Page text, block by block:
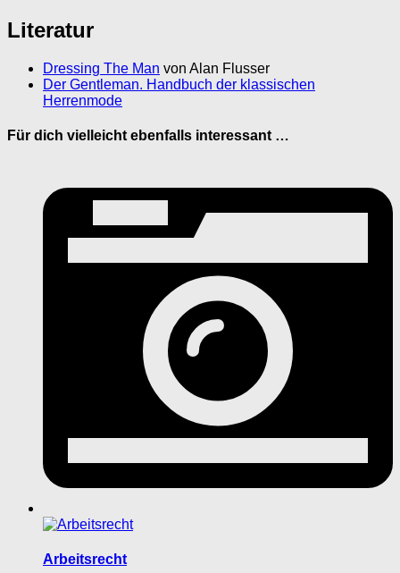
Literatur
Dressing The Man von Alan Flusser
Der Gentleman. Handbuch der klassischen
Herrenmode
Für dich vielleicht ebenfalls interessant …
Arbeitsrecht